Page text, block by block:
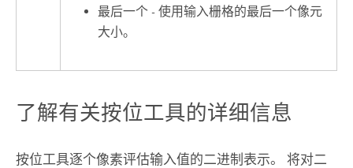
最后一个 - 使用输入栅格的最后一个像元
大小。
了解有关按位工具的详细信息
按位工具逐个像素评估输入值的二进制表示。 将对二